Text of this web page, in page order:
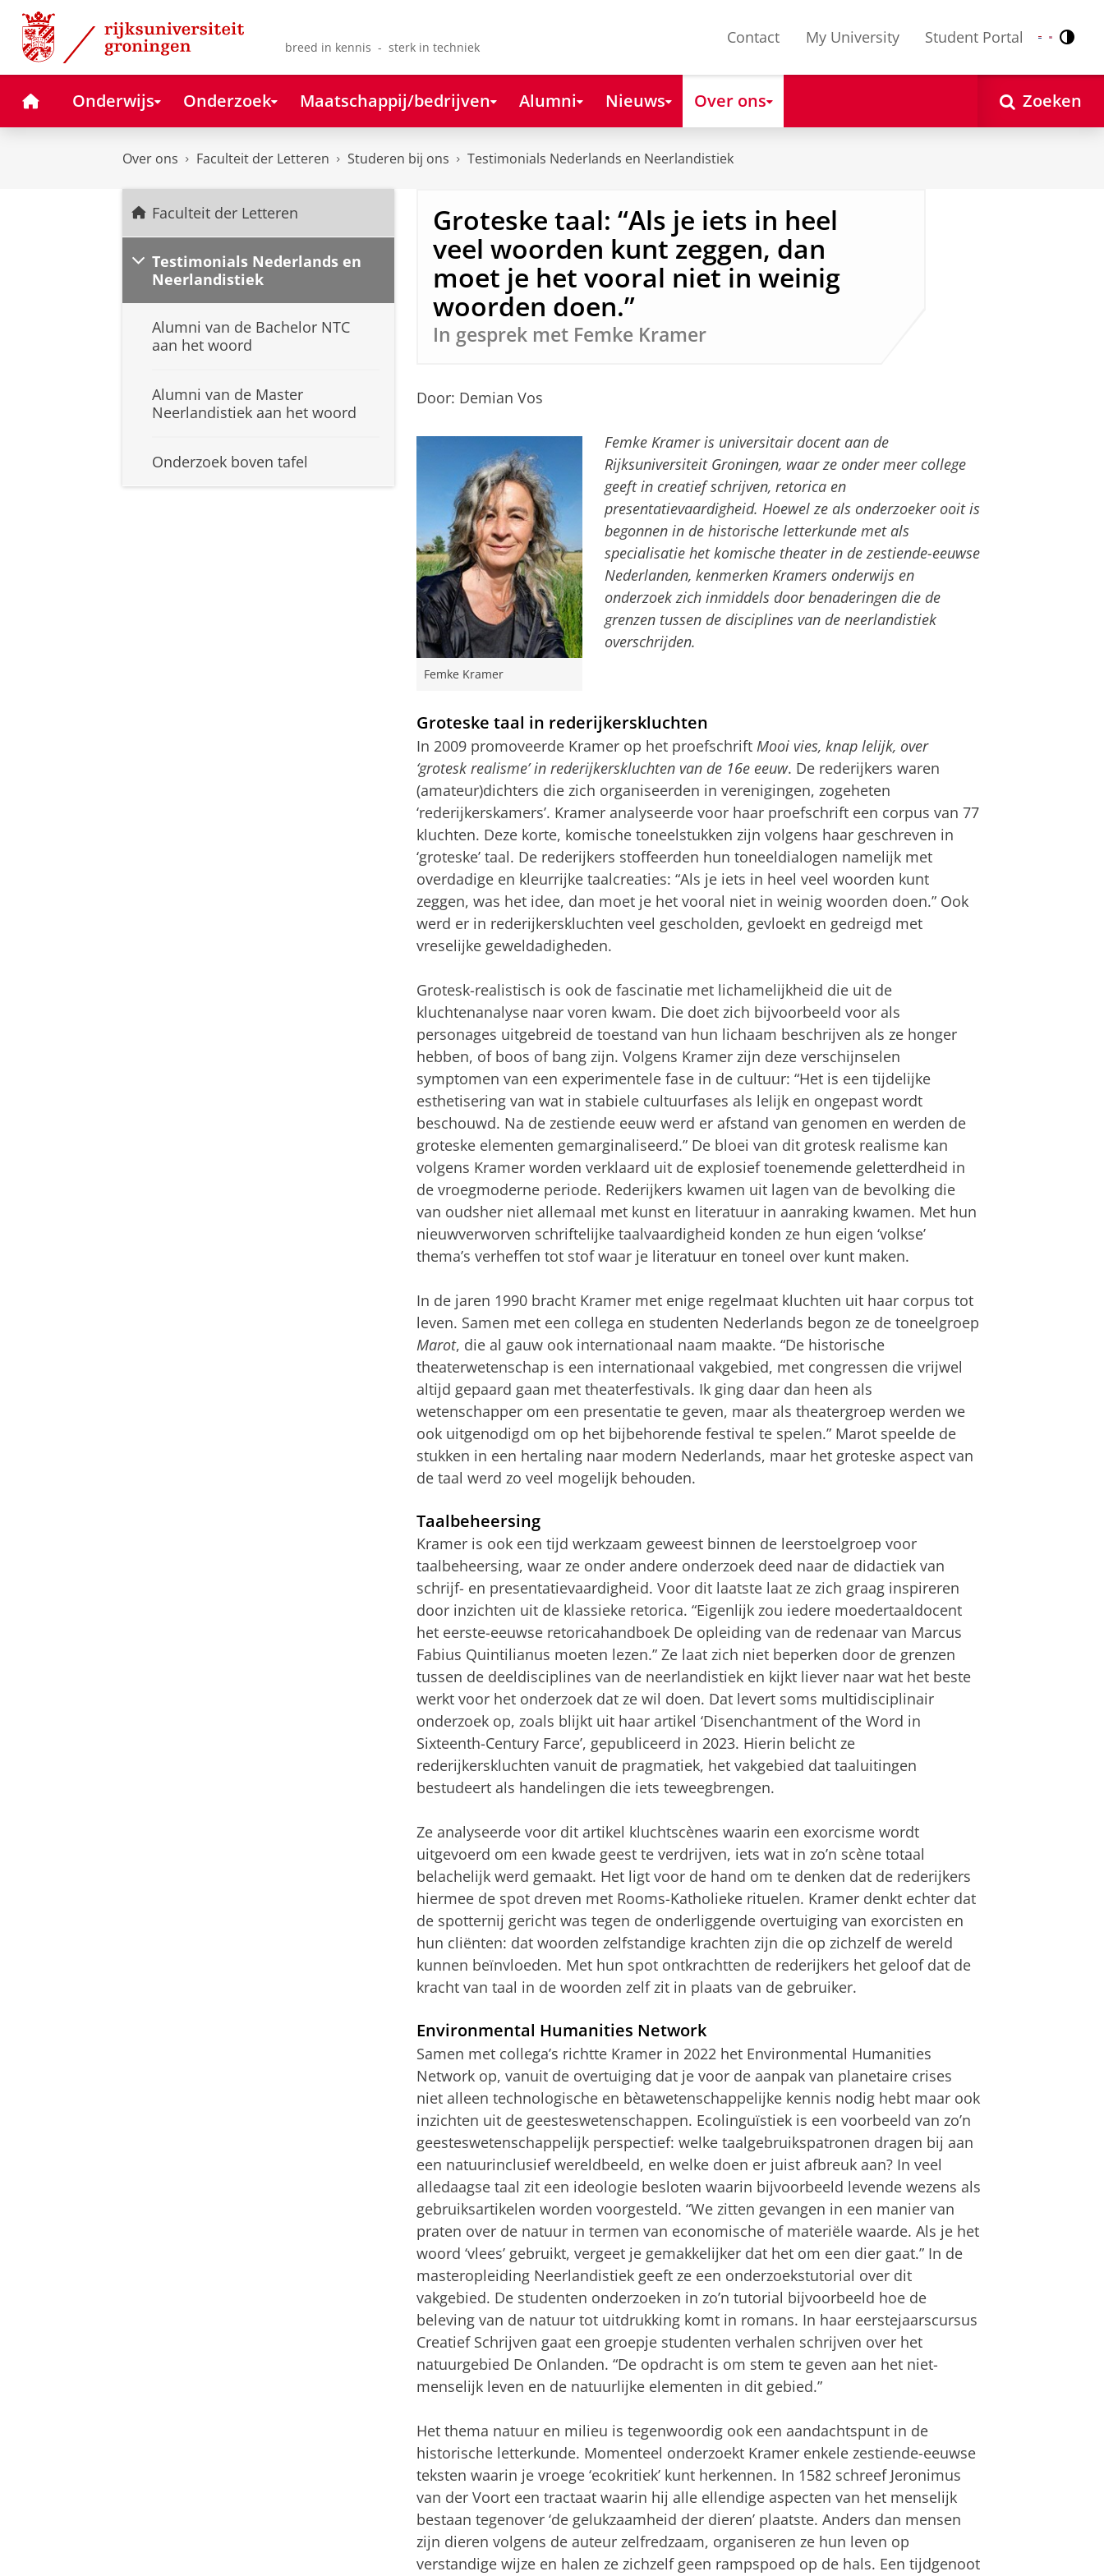
Skip
Content
Skip
Navigation
breed in kennis - sterk in techniek
Contact My University Student Portal Nederlands
English
HomeOnderwijs Onderzoek Maatschappij/bedrijven Alumni Nieuws Over ons Zoeken
Over ons Faculteit der Letteren Studeren bij ons Testimonials Nederlands en Neerlandistiek
Faculteit der Letteren
Testimonials Nederlands en
Neerlandistiek
Alumni van de Bachelor NTC
aan het woord
Alumni van de Master
Neerlandistiek aan het woord
Onderzoek boven tafel
Groteske taal: “Als je iets in heel
veel woorden kunt zeggen, dan
moet je het vooral niet in weinig
woorden doen.”
In gesprek met Femke Kramer
Door: Demian Vos
Femke Kramer
Femke Kramer is universitair docent aan de
Rijksuniversiteit Groningen, waar ze onder meer college
geeft in creatief schrijven, retorica en
presentatievaardigheid. Hoewel ze als onderzoeker ooit is
begonnen in de historische letterkunde met als
specialisatie het komische theater in de zestiende-eeuwse
Nederlanden, kenmerken Kramers onderwijs en
onderzoek zich inmiddels door benaderingen die de
grenzen tussen de disciplines van de neerlandistiek
overschrijden.
Groteske taal in rederijkerskluchten
In 2009 promoveerde Kramer op het proefschrift Mooi vies, knap lelijk, over
‘grotesk realisme’ in rederijkerskluchten van de 16e eeuw. De rederijkers waren
(amateur)dichters die zich organiseerden in verenigingen, zogeheten
‘rederijkerskamers’. Kramer analyseerde voor haar proefschrift een corpus van 77
kluchten. Deze korte, komische toneelstukken zijn volgens haar geschreven in
‘groteske’ taal. De rederijkers stoffeerden hun toneeldialogen namelijk met
overdadige en kleurrijke taalcreaties: “Als je iets in heel veel woorden kunt
zeggen, was het idee, dan moet je het vooral niet in weinig woorden doen.” Ook
werd er in rederijkerskluchten veel gescholden, gevloekt en gedreigd met
vreselijke geweldadigheden.
Grotesk-realistisch is ook de fascinatie met lichamelijkheid die uit de
kluchtenanalyse naar voren kwam. Die doet zich bijvoorbeeld voor als
personages uitgebreid de toestand van hun lichaam beschrijven als ze honger
hebben, of boos of bang zijn. Volgens Kramer zijn deze verschijnselen
symptomen van een experimentele fase in de cultuur: “Het is een tijdelijke
esthetisering van wat in stabiele cultuurfases als lelijk en ongepast wordt
beschouwd. Na de zestiende eeuw werd er afstand van genomen en werden de
groteske elementen gemarginaliseerd.” De bloei van dit grotesk realisme kan
volgens Kramer worden verklaard uit de explosief toenemende geletterdheid in
de vroegmoderne periode. Rederijkers kwamen uit lagen van de bevolking die
van oudsher niet allemaal met kunst en literatuur in aanraking kwamen. Met hun
nieuwverworven schriftelijke taalvaardigheid konden ze hun eigen ‘volkse’
thema’s verheffen tot stof waar je literatuur en toneel over kunt maken.
In de jaren 1990 bracht Kramer met enige regelmaat kluchten uit haar corpus tot
leven. Samen met een collega en studenten Nederlands begon ze de toneelgroep
Marot, die al gauw ook internationaal naam maakte. “De historische
theaterwetenschap is een internationaal vakgebied, met congressen die vrijwel
altijd gepaard gaan met theaterfestivals. Ik ging daar dan heen als
wetenschapper om een presentatie te geven, maar als theatergroep werden we
ook uitgenodigd om op het bijbehorende festival te spelen.” Marot speelde de
stukken in een hertaling naar modern Nederlands, maar het groteske aspect van
de taal werd zo veel mogelijk behouden.
Taalbeheersing
Kramer is ook een tijd werkzaam geweest binnen de leerstoelgroep voor
taalbeheersing, waar ze onder andere onderzoek deed naar de didactiek van
schrijf- en presentatievaardigheid. Voor dit laatste laat ze zich graag inspireren
door inzichten uit de klassieke retorica. “Eigenlijk zou iedere moedertaaldocent
het eerste-eeuwse retoricahandboek De opleiding van de redenaar van Marcus
Fabius Quintilianus moeten lezen.” Ze laat zich niet beperken door de grenzen
tussen de deeldisciplines van de neerlandistiek en kijkt liever naar wat het beste
werkt voor het onderzoek dat ze wil doen. Dat levert soms multidisciplinair
onderzoek op, zoals blijkt uit haar artikel ‘Disenchantment of the Word in
Sixteenth-Century Farce’, gepubliceerd in 2023. Hierin belicht ze
rederijkerskluchten vanuit de pragmatiek, het vakgebied dat taaluitingen
bestudeert als handelingen die iets teweegbrengen.
Ze analyseerde voor dit artikel kluchtscènes waarin een exorcisme wordt
uitgevoerd om een kwade geest te verdrijven, iets wat in zo’n scène totaal
belachelijk werd gemaakt. Het ligt voor de hand om te denken dat de rederijkers
hiermee de spot dreven met Rooms-Katholieke rituelen. Kramer denkt echter dat
de spotternij gericht was tegen de onderliggende overtuiging van exorcisten en
hun cliënten: dat woorden zelfstandige krachten zijn die op zichzelf de wereld
kunnen beïnvloeden. Met hun spot ontkrachtten de rederijkers het geloof dat de
kracht van taal in de woorden zelf zit in plaats van de gebruiker.
Environmental Humanities Network
Samen met collega’s richtte Kramer in 2022 het Environmental Humanities
Network op, vanuit de overtuiging dat je voor de aanpak van planetaire crises
niet alleen technologische en bètawetenschappelijke kennis nodig hebt maar ook
inzichten uit de geesteswetenschappen. Ecolinguïstiek is een voorbeeld van zo’n
geesteswetenschappelijk perspectief: welke taalgebruikspatronen dragen bij aan
een natuurinclusief wereldbeeld, en welke doen er juist afbreuk aan? In veel
alledaagse taal zit een ideologie besloten waarin bijvoorbeeld levende wezens als
gebruiksartikelen worden voorgesteld. “We zitten gevangen in een manier van
praten over de natuur in termen van economische of materiële waarde. Als je het
woord ‘vlees’ gebruikt, vergeet je gemakkelijker dat het om een dier gaat.” In de
masteropleiding Neerlandistiek geeft ze een onderzoekstutorial over dit
vakgebied. De studenten onderzoeken in zo’n tutorial bijvoorbeeld hoe de
beleving van de natuur tot uitdrukking komt in romans. In haar eerstejaarscursus
Creatief Schrijven gaat een groepje studenten verhalen schrijven over het
natuurgebied De Onlanden. “De opdracht is om stem te geven aan het niet-
menselijk leven en de natuurlijke elementen in dit gebied.”
Het thema natuur en milieu is tegenwoordig ook een aandachtspunt in de
historische letterkunde. Momenteel onderzoekt Kramer enkele zestiende-eeuwse
teksten waarin je vroege ‘ecokritiek’ kunt herkennen. In 1582 schreef Jeronimus
van der Voort een tractaat waarin hij alle ellendige aspecten van het menselijk
bestaan tegenover ‘de gelukzaamheid der dieren’ plaatste. Anders dan mensen
zijn dieren volgens de auteur zelfredzaam, organiseren ze hun leven op
verstandige wijze en halen ze zichzelf geen rampspoed op de hals. Een tijdgenoot